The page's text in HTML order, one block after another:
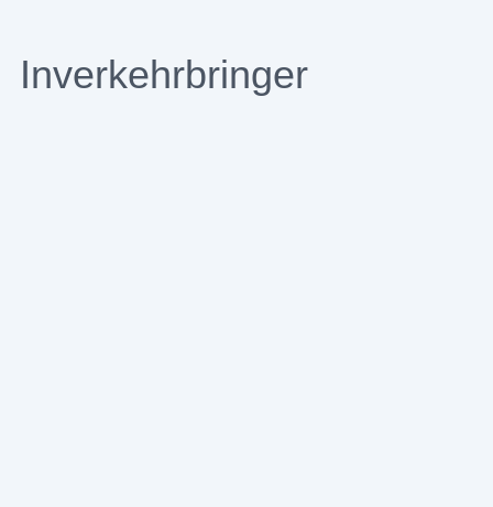
Inverkehrbringer